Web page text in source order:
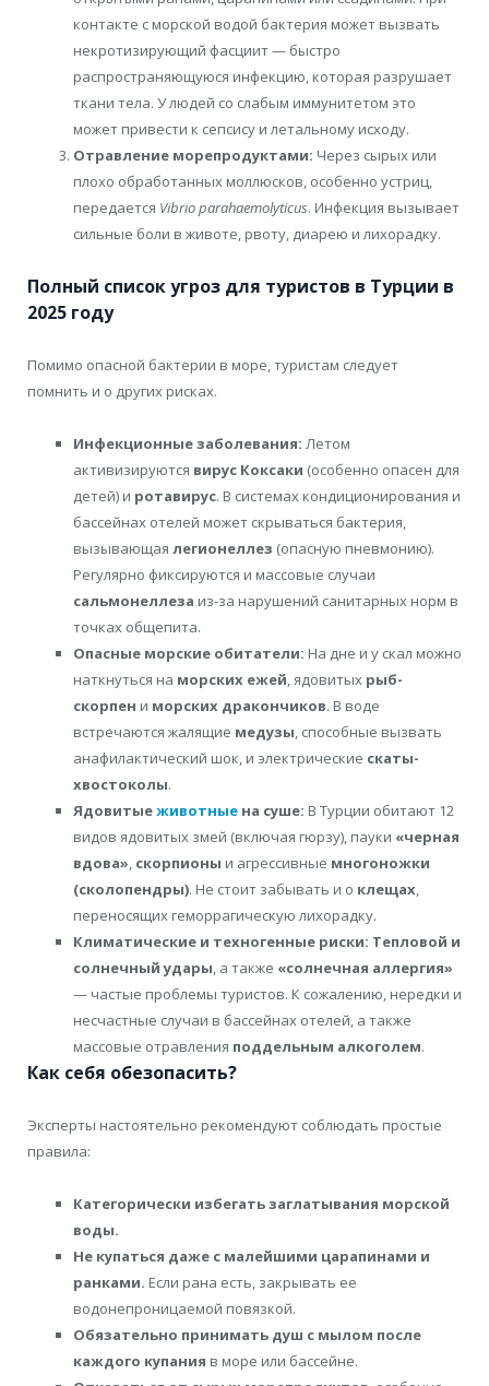
контакте с морской водой бактерия может вызвать
некротизирующий фасциит — быстро
распространяющуюся инфекцию, которая разрушает
ткани тела. У людей со слабым иммунитетом это
может привести к сепсису и летальному исходу.
Отравление морепродуктами: Через сырых или
плохо обработанных моллюсков, особенно устриц,
передается Vibrio parahaemolyticus. Инфекция вызывает
сильные боли в животе, рвоту, диарею и лихорадку.
Полный список угроз для туристов в Турции в
2025 году
Помимо опасной бактерии в море, туристам следует
помнить и о других рисках.
Инфекционные заболевания: Летом
активизируются вирус Коксаки (особенно опасен для
детей) и ротавирус. В системах кондиционирования и
бассейнах отелей может скрываться бактерия,
вызывающая легионеллез (опасную пневмонию).
сальмонеллеза из-за нарушений санитарных норм в
точках общепита.
Опасные морские обитатели: На дне и у скал можно
наткнуться на морских ежей, ядовитых рыб-
скорпен и морских дракончиков. В воде
встречаются жалящие медузы, способные вызвать
анафилактический шок, и электрические скаты-
хвостоколы.
Ядовитыеживотные на суше: В Турции обитают 12
видов ядовитых змей (включая гюрзу), пауки «черная
вдова», скорпионы и агрессивные многоножки
(сколопендры). Не стоит забывать и о клещах,
переносящих геморрагическую лихорадку.
Климатические и техногенные риски: Тепловой и
солнечный удары, а также «солнечная аллергия»
— частые проблемы туристов. К сожалению, нередки и
несчастные случаи в бассейнах отелей, а также
массовые отравления поддельным алкоголем.
Как себя обезопасить?
Эксперты настоятельно рекомендуют соблюдать простые
правила:
Категорически избегать заглатывания морской
воды.
Не купаться даже с малейшими царапинами и
ранками. Если рана есть, закрывать ее
водонепроницаемой повязкой.
Обязательно принимать душ с мылом после
каждого купания в море или бассейне.